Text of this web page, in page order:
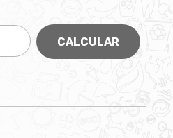
CALCULAR